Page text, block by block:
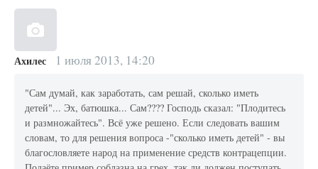
Ахилес 1 июля 2013, 14:20
"Сам думай, как заработать, сам решай, сколько иметь
детей"... Эх, батюшка... Сам???? Господь сказал: "Плодитесь
и размножайтесь". Всё уже решено. Если следовать вашим
словам, то для решения вопроса -"сколько иметь детей" - вы
благословляете народ на применение средств контрацепции.